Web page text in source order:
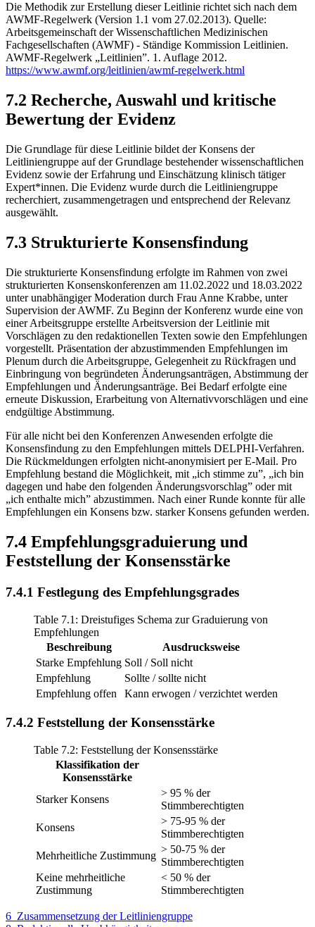
Die Methodik zur Erstellung dieser Leitlinie richtet sich nach dem
AWMF-Regelwerk (Version 1.1 vom 27.02.2013). Quelle:
Arbeitsgemeinschaft der Wissenschaftlichen Medizinischen
Fachgesellschaften (AWMF) - Ständige Kommission Leitlinien.
AWMF-Regelwerk „Leitlinien”. 1. Auflage 2012.
https://www.awmf.org/leitlinien/awmf-regelwerk.html
7.2 Recherche, Auswahl und kritische
Bewertung der Evidenz
Die Grundlage für diese Leitlinie bildet der Konsens der
Leitliniengruppe auf der Grundlage bestehender wissenschaftlichen
Evidenz sowie der Erfahrung und Einschätzung klinisch tätiger
Expert*innen. Die Evidenz wurde durch die Leitliniengruppe
recherchiert, zusammengetragen und entsprechend der Relevanz
ausgewählt.
7.3 Strukturierte Konsensfindung
Die strukturierte Konsensfindung erfolgte im Rahmen von zwei
strukturierten Konsenskonferenzen am 11.02.2022 und 18.03.2022
unter unabhängiger Moderation durch Frau Anne Krabbe, unter
Supervision der AWMF. Zu Beginn der Konferenz wurde eine von
einer Arbeitsgruppe erstellte Arbeitsversion der Leitlinie mit
Vorschlägen zu den redaktionellen Texten sowie den Empfehlungen
vorgestellt. Präsentation der abzustimmenden Empfehlungen im
Plenum durch die Arbeitsgruppe, Gelegenheit zu Rückfragen und
Einbringung von begründeten Änderungsanträgen, Abstimmung der
Empfehlungen und Änderungsanträge. Bei Bedarf erfolgte eine
erneute Diskussion, Erarbeitung von Alternativvorschlägen und eine
endgültige Abstimmung.
Für alle nicht bei den Konferenzen Anwesenden erfolgte die
Konsensfindung zu den Empfehlungen mittels DELPHI-Verfahren.
Die Rückmeldungen erfolgten nicht-anonymisiert per E-Mail. Pro
Empfehlung bestand die Möglichkeit, mit „ich stimme zu”, „ich bin
dagegen und habe den folgenden Änderungsvorschlag” oder mit
„ich enthalte mich” abzustimmen. Nach einer Runde konnte für alle
Empfehlungen ein Konsens bzw. starker Konsens gefunden werden.
7.4 Empfehlungsgraduierung und
Feststellung der Konsensstärke
7.4.1 Festlegung des Empfehlungsgrades
Table 7.1: Dreistufiges Schema zur Graduierung von
Empfehlungen
Beschreibung
Ausdrucksweise
Starke Empfehlung Soll / Soll nicht
Empfehlung
Sollte / sollte nicht
Empfehlung offen
Kann erwogen / verzichtet werden
7.4.2 Feststellung der Konsensstärke
Table 7.2: Feststellung der Konsensstärke
Klassifikation der
Konsensstärke
Starker Konsens
> 95 % der
Stimmberechtigten
Konsens
> 75-95 % der
Stimmberechtigten
Mehrheitliche Zustimmung
> 50-75 % der
Stimmberechtigten
Keine mehrheitliche
Zustimmung
< 50 % der
Stimmberechtigten
6 Zusammensetzung der Leitliniengruppe